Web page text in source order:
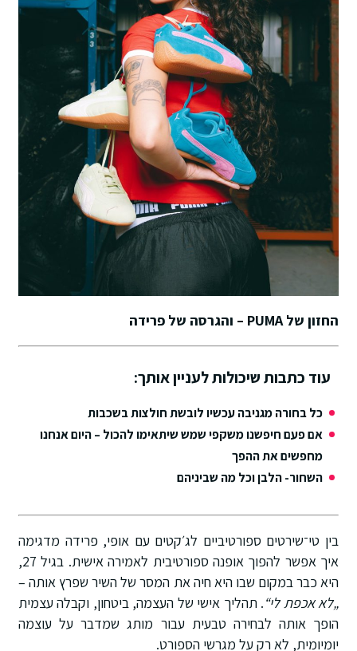
החזון של PUMA – והגרסה של פרידה
עוד כתבות שיכולות לעניין אותך:
כל בחורה מגניבה עכשיו לובשת חולצות בשכבות
אם פעם חיפשנו משקפי שמש שיתאימו להכול – היום אנחנו
מחפשים את ההפך
השחור- הלבן וכל מה שביניהם
בין טי־שירטים ספורטיביים לג׳קטים עם אופי, פרידה מדגימה
איך אפשר להפוך אופנה ספורטיבית לאמירה אישית. בגיל 27,
היא כבר במקום שבו היא חיה את המסר של השיר שפרץ אותה –
„לא אכפת לי“. תהליך אישי של העצמה, ביטחון, וקבלה עצמית
הופך אותה לבחירה טבעית עבור מותג שמדבר על עוצמה
יומיומית, לא רק על מגרשי הספורט.